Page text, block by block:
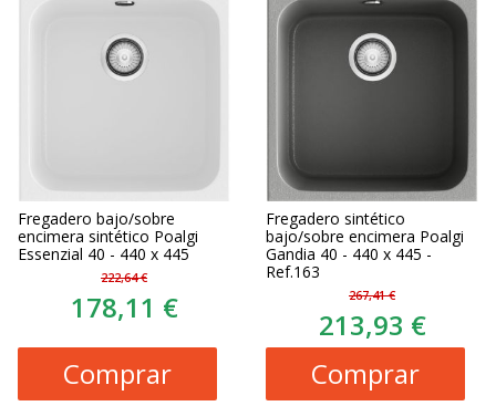
Fregadero bajo/sobre
encimera sintético Poalgi
Essenzial 40 - 440 x 445
222,64 €
178,11 €
Comprar
Fregadero sintético
bajo/sobre encimera Poalgi
Gandia 40 - 440 x 445 -
Ref.163
267,41 €
213,93 €
Comprar